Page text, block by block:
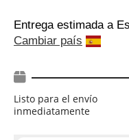
Entrega estimada a
Cambiar país
Listo para el envío
inmediatamente